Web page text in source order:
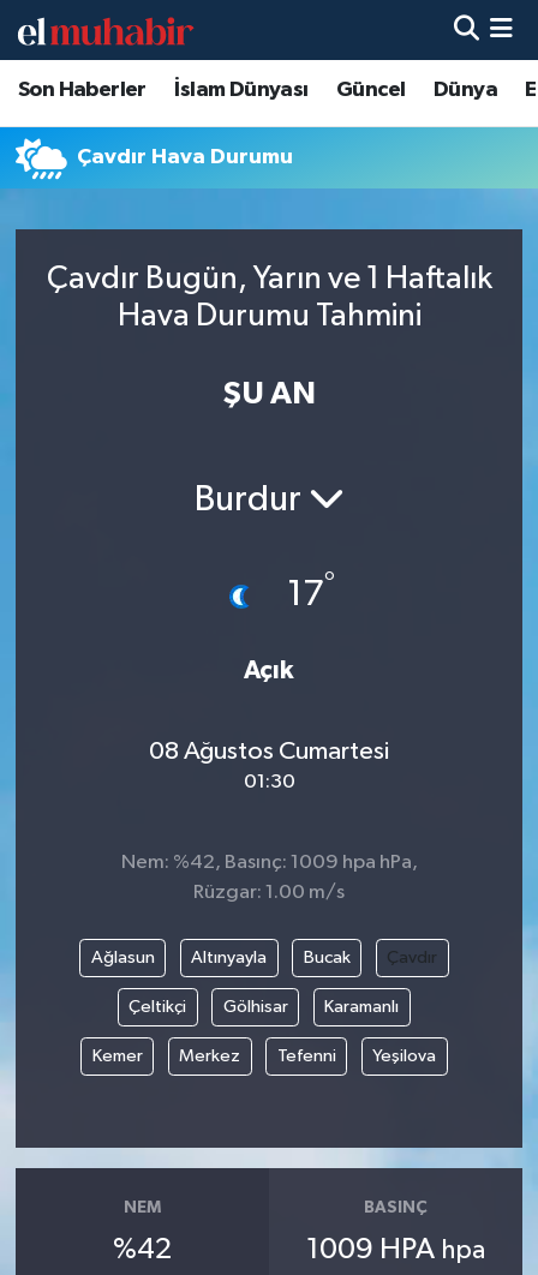
Son Haberler İslam Dünyası Güncel Dünya
Çavdır Hava Durumu
Çavdır Bugün, Yarın ve 1 Haftalık
Hava Durumu Tahmini
ŞU AN
Burdur
17°
Açık
08 Ağustos Cumartesi
01:30
Nem: %42, Basınç: 1009 hpa hPa,
Rüzgar: 1.00 m/s
Ağlasun Altınyayla Bucak Çavdır
Çeltikçi Gölhisar Karamanlı
Kemer Merkez Tefenni Yeşilova
NEM
%42
BASINÇ
1009 HPA hpa
Hava Durumu
Trafik Durumu
Tüm Manşetler